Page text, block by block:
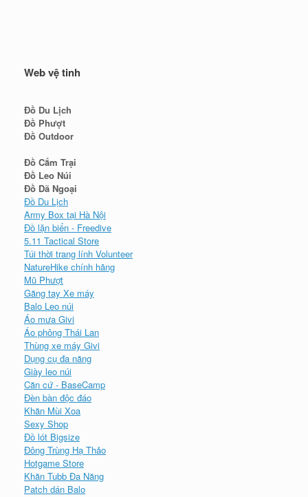
Web vệ tinh
Đồ Du Lịch
Đồ Phượt
Đồ Outdoor
Đồ Cắm Trại
Đồ Leo Núi
Đồ Dã Ngoại
Đồ Du Lịch
Army Box tại Hà Nội
Đồ lặn biển - Freedive
5.11 Tactical Store
Túi thời trang lính Volunteer
NatureHike chính hãng
Mũ Phượt
Găng tay Xe máy
Balo Leo núi
Áo mưa Givi
Áo phông Thái Lan
Thùng xe máy Givi
Dụng cụ đa năng
Giày leo núi
Căn cứ - BaseCamp
Đèn bàn độc đáo
Khăn Mùi Xoa
Sexy Shop
Đồ lót Bigsize
Đông Trùng Hạ Thảo
Hotgame Store
Khăn Tubb Đa Năng
Patch dán Balo